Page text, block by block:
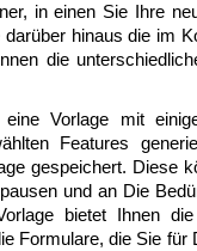
in einen Sie Ihre
hinaus die im
die
Vorlage mit
Features
gespeichert. Diese
und an Die
bietet Ihnen
Formulare, die Sie